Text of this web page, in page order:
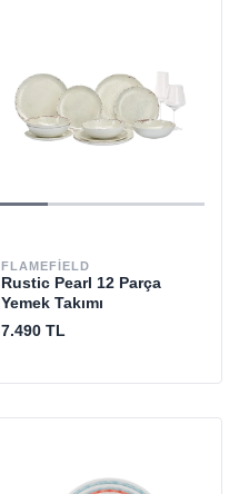
FLAMEFIELD
Rustic Pearl 12 Parça
Yemek Takımı
7.490 TL